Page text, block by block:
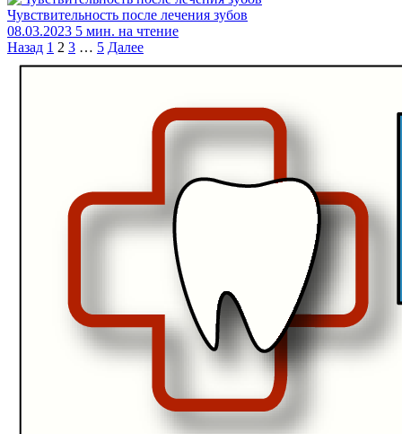
Чувствительность после лечения зубов
08.03.2023 5 мин. на чтение
Назад 1 2 3 … 5 Далее